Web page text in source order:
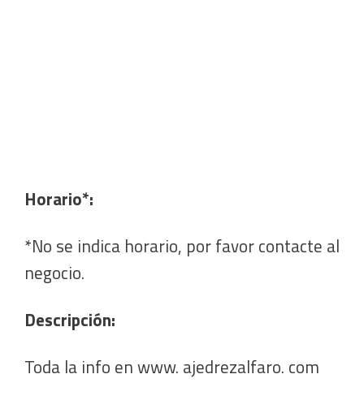
Horario*:
*No se indica horario, por favor contacte al
negocio.
Descripción:
Toda la info en www. ajedrezalfaro. com